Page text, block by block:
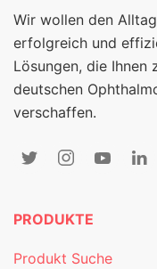
Wir wollen den
erfolgreich und
Lösungen, die Ihnen
deutschen
verschaffen.
PRODUKTE
Produkt Suche